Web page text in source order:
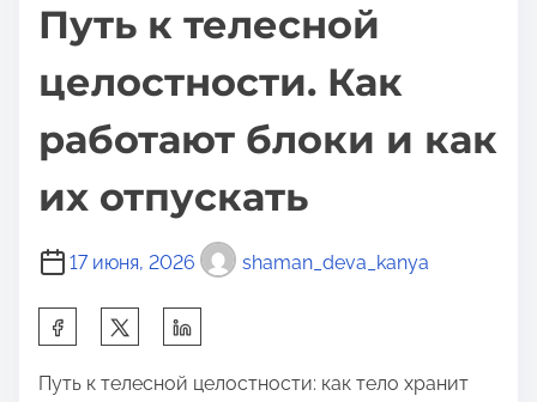
Путь к телесной
целостности. Как
работают блоки и как
их отпускать
17 июня, 2026 shaman_deva_kanya
дПуть к телесной целостности: как тело хранит